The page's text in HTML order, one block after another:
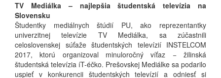
TV Mediálka – najlepšia študentská televízia na
Slovensku
Študentky mediálnych štúdií PU, ako reprezentantky
univerzitnej televízie TV Mediálka, sa zúčastnili
celoslovenskej súťaže študentských televízií INSTELCOM
2017, ktorú organizoval minuloročný víťaz − žilinská
študentská televízia íT-éčko. Prešovskej Mediálke sa podarilo
uspieť v konkurencii študentských televízií a odniesť si